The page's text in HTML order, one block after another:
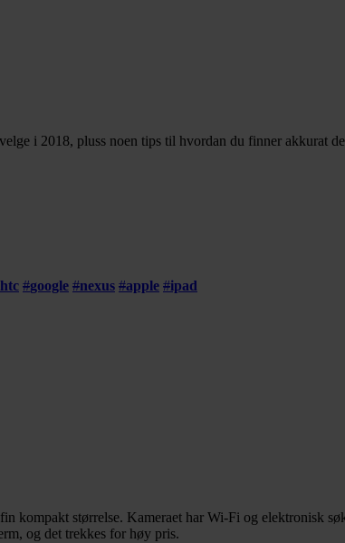
i 2018, pluss noen tips til hvordan du finner akkurat
htc #google #nexus #apple #ipad
størrelse. Kameraet har Wi-Fi og elektronisk
og det trekkes for høy pris.